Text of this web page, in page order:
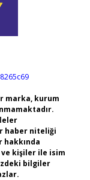
marka, kurum
haber niteliği
hakkında
ve kişiler ile isim
bilgiler